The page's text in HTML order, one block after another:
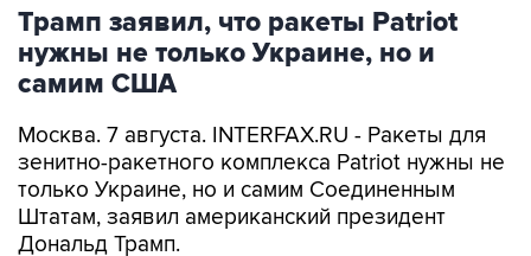
Трамп заявил, что ракеты Patriot
нужны не только Украине, но и
самим США
Москва. 7 августа. INTERFAX.RU - Ракеты для
зенитно-ракетного комплекса Patriot нужны не
только Украине, но и самим Соединенным
Штатам, заявил американский президент
Дональд Трамп.